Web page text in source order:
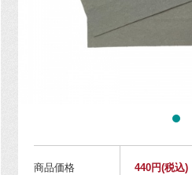
商品価格 440円(税込)